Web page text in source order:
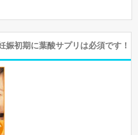
娠初期に葉酸サプリは必須です！